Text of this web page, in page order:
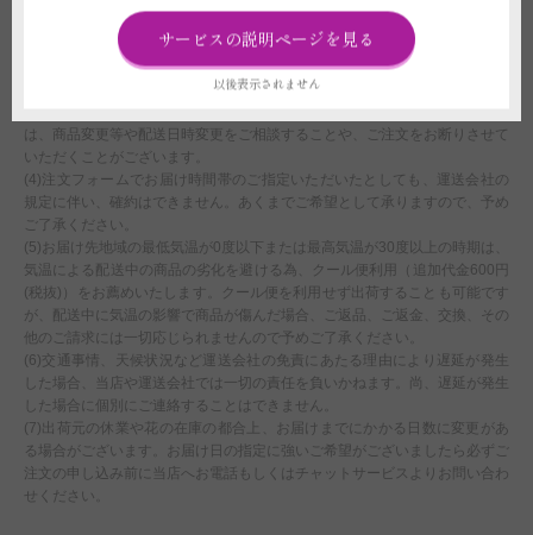
だいたご注文につきましては、翌営業日をもってご注文を承諾したものとさ
せていただきます。
(3)ライブや式典、結婚式などイベント会場へお届けする場合、お届け先側
で搬入日時を指定されている場合は、配達時間のご選択にかかわらず、先方
は、商品変更等や配送日時変更をご相談することや、ご注文をお断りさせて
いただくことがございます。
(4)注文フォームでお届け時間帯のご指定いただいたとしても、運送会社の
規定に伴い、確約はできません。あくまでご希望として承りますので、予め
ご了承ください。
(5)お届け先地域の最低気温が0度以下または最高気温が30度以上の時期は、
気温による配送中の商品の劣化を避ける為、クール便利用（追加代金600円
(税抜)）をお薦めいたします。クール便を利用せず出荷することも可能です
が、配送中に気温の影響で商品が傷んだ場合、ご返品、ご返金、交換、その
他のご請求には一切応じられませんので予めご了承ください。
(6)交通事情、天候状況など運送会社の免責にあたる理由により遅延が発生
した場合、当店や運送会社では一切の責任を負いかねます。尚、遅延が発生
した場合に個別にご連絡することはできません。
(7)出荷元の休業や花の在庫の都合上、お届けまでにかかる日数に変更があ
る場合がございます。お届け日の指定に強いご希望がございましたら必ずご
注文の申し込み前に当店へお電話もしくはチャットサービスよりお問い合わ
せください。
サービスの説明ページを見る
以後表示されません